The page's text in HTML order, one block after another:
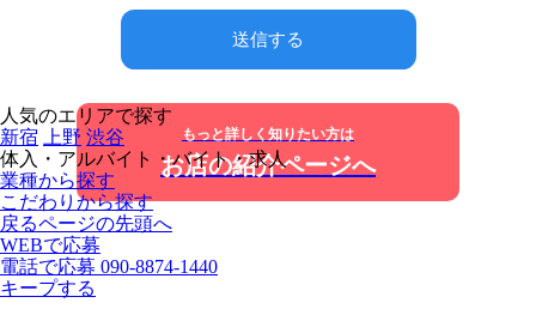
送信する
もっと詳しく知りたい方は
お店の紹介ページへ
人気のエリアで探す
新宿
上野 渋谷
体入・アルバイト・バイト・求人
業種から探す
こだわりから探す
戻るページの先頭へ
WEBで応募
電話で応募 090-8874-1440
キープする